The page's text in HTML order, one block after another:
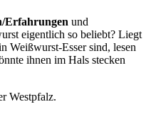
Erfahrungen und
eigentlich so beliebt? Liegt
Weißwurst-Esser sind, lesen
ihnen im Hals stecken
Westpfalz.